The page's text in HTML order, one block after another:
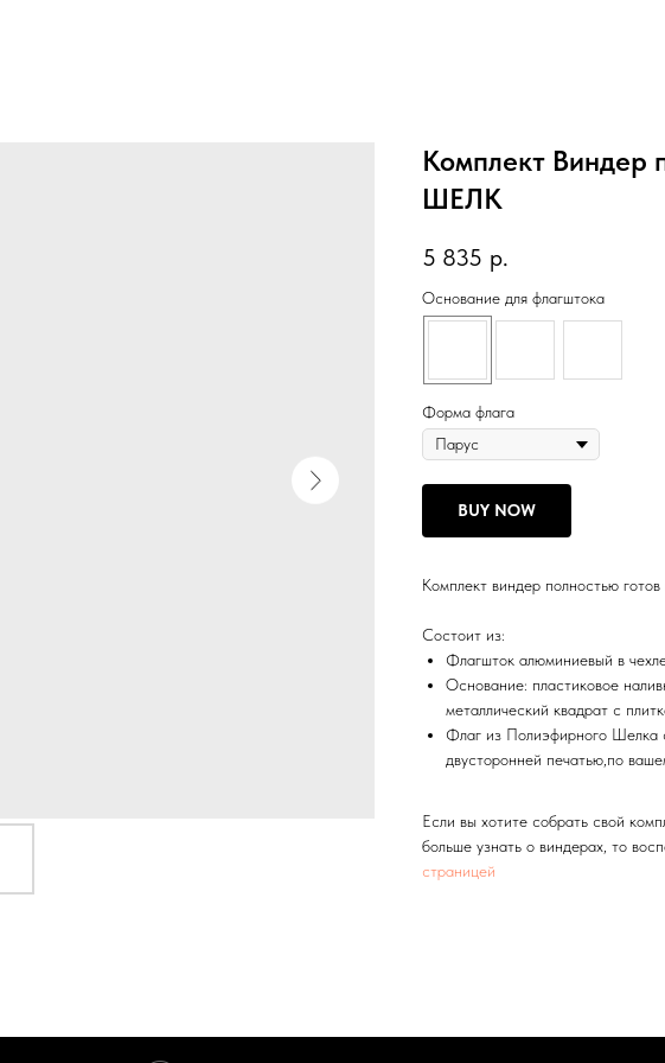
Комплект Виндер
ШЕЛК
5 835 р.
Основание для флагштока
Форма флага
BUY NOW
Комплект виндер полностью готов
Состоит из:
Флагшток алюминиевый в
Основание: пластиковое
металлический квадрат с
Флаг из Полиэфирного Шелка
двусторонней печатью,по
Если вы хотите собрать свой
больше узнать о виндерах, то
страницей